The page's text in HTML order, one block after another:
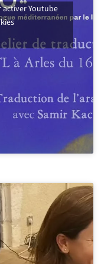
activer Youtube